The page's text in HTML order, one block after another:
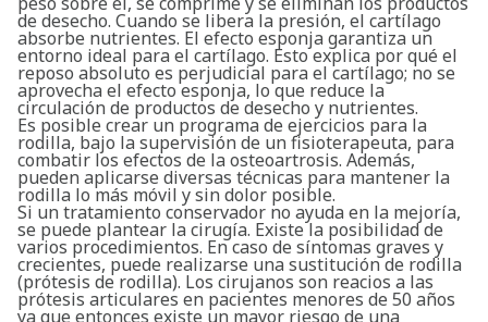
Buscar
de desecho. Cuando se libera la presión, el cartílago
absorbe nutrientes. El efecto esponja garantiza un
entorno ideal para el cartílago. Esto explica por qué el
reposo absoluto es perjudicial para el cartílago; no se
aprovecha el efecto esponja, lo que reduce la
circulación de productos de desecho y nutrientes.
Es posible crear un programa de ejercicios para la
rodilla, bajo la supervisión de un fisioterapeuta, para
combatir los efectos de la osteoartrosis. Además,
pueden aplicarse diversas técnicas para mantener la
rodilla lo más móvil y sin dolor posible.
Si un tratamiento conservador no ayuda en la mejoría,
se puede plantear la cirugía. Existe la posibilidad de
varios procedimientos. En caso de síntomas graves y
crecientes, puede realizarse una sustitución de rodilla
(prótesis de rodilla). Los cirujanos son reacios a las
prótesis articulares en pacientes menores de 50 años
ya que entonces existe un mayor riesgo de una